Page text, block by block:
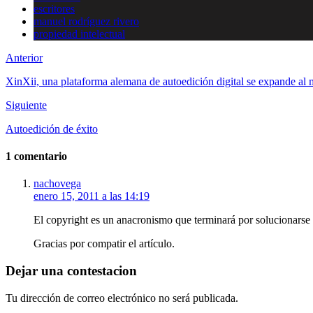
escritores
manuel rodríguez rivero
propiedad intelectual
Anterior
XinXii, una plataforma alemana de autoedición digital se expande al
Siguiente
Autoedición de éxito
1 comentario
nachovega
enero 15, 2011 a las 14:19
El copyright es un anacronismo que terminará por solucionarse
Gracias por compatir el artículo.
Dejar una contestacion
Tu dirección de correo electrónico no será publicada.